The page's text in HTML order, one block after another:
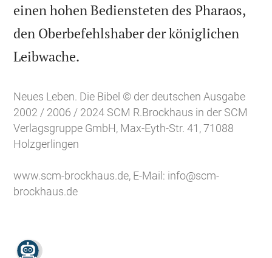
einen hohen Bediensteten des Pharaos,
den Oberbefehlshaber der königlichen
Leibwache.
Neues Leben. Die Bibel © der deutschen Ausgabe
2002 / 2006 / 2024 SCM R.Brockhaus in der SCM
Verlagsgruppe GmbH, Max-Eyth-Str. 41, 71088
Holzgerlingen
www.scm-brockhaus.de, E-Mail: info@scm-
brockhaus.de